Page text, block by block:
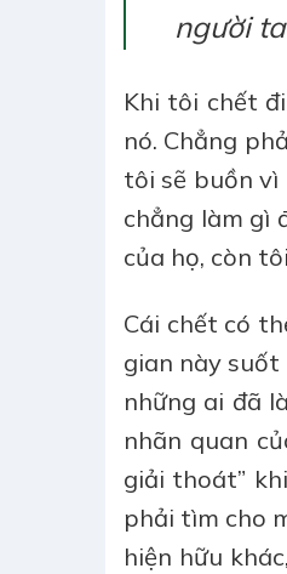
người
Khi tôi chết
nó. Chẳng
tôi sẽ buồn
chẳng làm gì
của họ, còn
Cái chết có
gian này suốt
những ai đã
nhãn quan
giải thoát”
phải tìm cho
hiện hữu